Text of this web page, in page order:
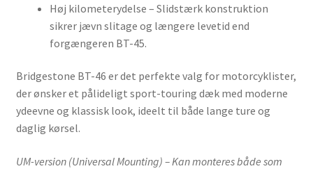
Høj kilometerydelse – Slidstærk konstruktion
sikrer jævn slitage og længere levetid end
forgængeren BT-45.
Bridgestone BT-46 er det perfekte valg for motorcyklister,
der ønsker et pålideligt sport-touring dæk med moderne
ydeevne og klassisk look, ideelt til både lange ture og
daglig kørsel.
UM-version (Universal Mounting) – Kan monteres både som